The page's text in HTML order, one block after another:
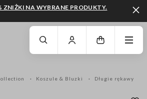
PRZEWIŃ NA DÓŁ STRONY
ZNIŻKI NA WYBRANE PRODUKTY.
Koszule & Bluzki Długie rękawy